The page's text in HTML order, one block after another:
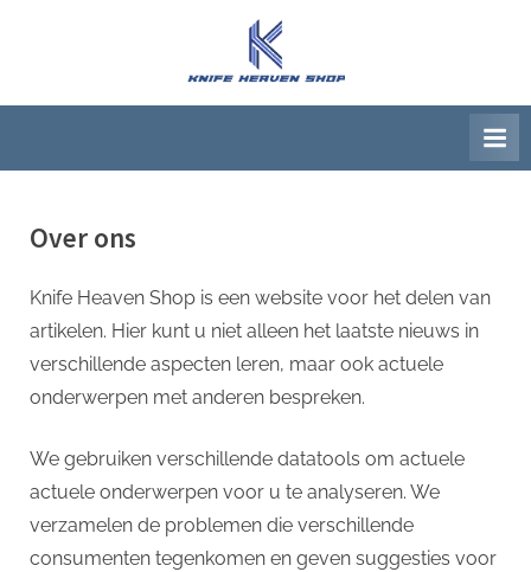
K
n
f
a
v
e
n
h
o
p
Over ons
Knife Heaven Shop is een website voor het delen van
artikelen. Hier kunt u niet alleen het laatste nieuws in
verschillende aspecten leren, maar ook actuele
onderwerpen met anderen bespreken.
We gebruiken verschillende datatools om actuele
actuele onderwerpen voor u te analyseren. We
verzamelen de problemen die verschillende
consumenten tegenkomen en geven suggesties voor